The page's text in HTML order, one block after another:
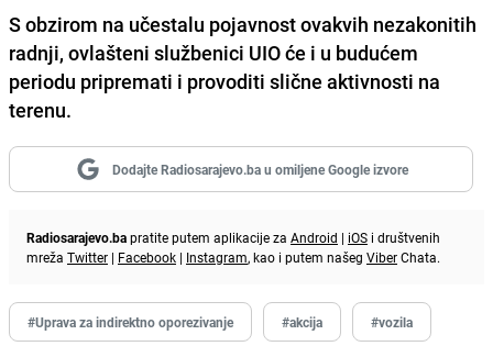
S obzirom na učestalu pojavnost ovakvih nezakonitih
radnji, ovlašteni službenici UIO će i u budućem
periodu pripremati i provoditi slične aktivnosti na
terenu.
Dodajte Radiosarajevo.ba u omiljene Google izvore
Radiosarajevo.bapratite putem aplikacije za Android | iOS i društvenih
mreža Twitter | Facebook | Instagram, kao i putem našeg ViberChata.
#Uprava za indirektno oporezivanje #akcija #vozila